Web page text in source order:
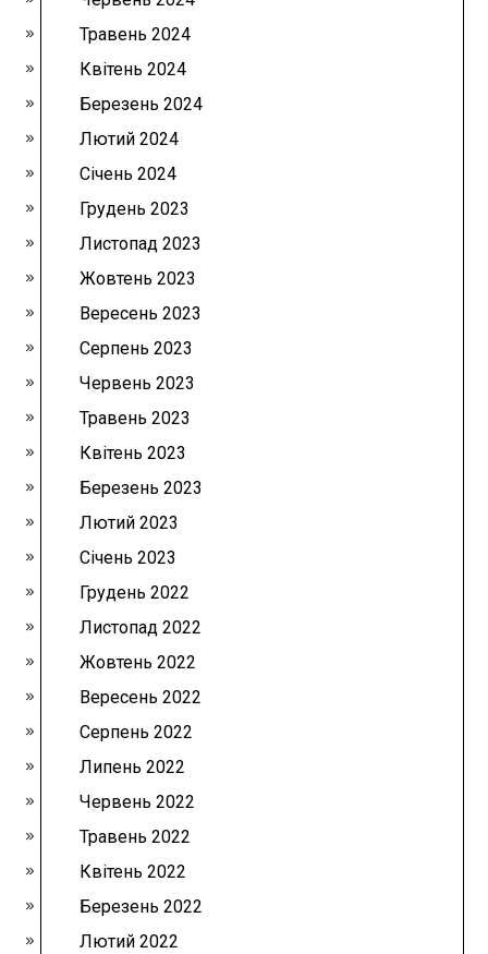
Травень 2024
Квітень 2024
Березень 2024
Лютий 2024
Січень 2024
Грудень 2023
Листопад 2023
Жовтень 2023
Вересень 2023
Серпень 2023
Червень 2023
Травень 2023
Квітень 2023
Березень 2023
Лютий 2023
Січень 2023
Грудень 2022
Листопад 2022
Жовтень 2022
Вересень 2022
Серпень 2022
Липень 2022
Червень 2022
Травень 2022
Квітень 2022
Березень 2022
Лютий 2022